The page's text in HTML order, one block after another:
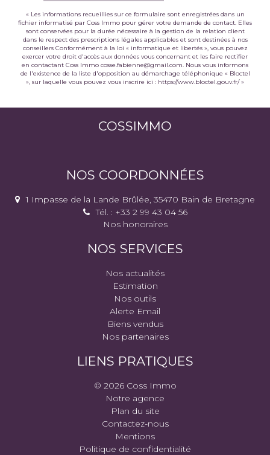
« Les informations recueillies sur ce formulaire sont enregistrées dans un
fichier informatisé par Coss Immo pour gérer votre demande de contact. Elles
sont conservées pour la durée nécessaire à la gestion de la relation client
dans le respect des prescriptions légales applicables et sont destinées à nos
conseillers Conformément à la loi « informatique et libertés », vous pouvez
exercer votre droit d'accès aux données vous concernant et les faire rectifier
en contactant Coss Immo cosse.fabienne@gmail.com. Nous vous informons
de l'existence de la liste d'opposition au démarchage téléphonique « Bloctel
», sur laquelle vous pouvez vous inscrire ici : https://www.bloctel.gouv.fr/»
COSSIMMO
NOS COORDONNÉES
1 Impasse de la Lande Brûlée, 35470 Bain de Bretagne
Tél. : +33 2 99 43 04 56
Nos honoraires
NOS SERVICES
Nos actualités
Estimation
Nos outils
Alerte Email
Biens vendus
Nos partenaires
LIENS PRATIQUES
© 2026 Coss Immo
Notre agence
Plan du site
Contactez-nous
Mentions
Politique de confidentialité